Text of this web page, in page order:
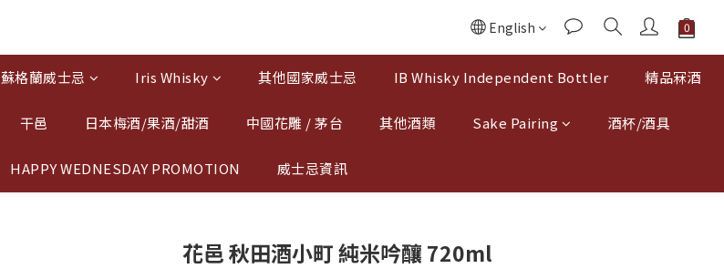
English
蘇格蘭威士忌 Iris Whisky 其他國家威士忌 IB Whisky Independent Bottler 精品冧酒
干邑 日本梅酒/果酒/甜酒 中國花雕 / 茅台 其他酒類 Sake Pairing 酒杯/酒具
HAPPY WEDNESDAY PROMOTION 威士忌資訊
花邑 秋田酒小町 純米吟釀 720ml